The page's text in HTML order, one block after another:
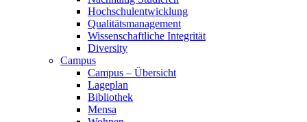
Hochschulentwicklung
Qualitätsmanagement
Wissenschaftliche Integrität
Diversity
Campus
Campus – Übersicht
Lageplan
Bibliothek
Mensa